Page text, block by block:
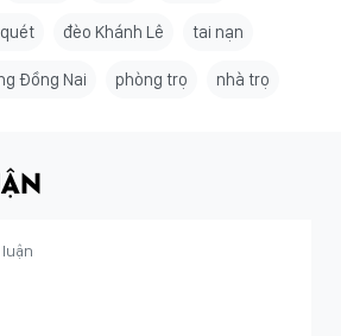
đèo Khánh Lê tai nạn
Đồng Nai phòng trọ nhà trọ